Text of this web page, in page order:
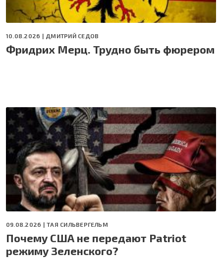
10.08.2026 | ДМИТРИЙ СЕДОВ
Фридрих Мерц. Трудно быть фюрером
09.08.2026 |ТАЯ СИЛЬВЕРГЕЛЬМ
Почему США не передают Patriot
режиму Зеленского?